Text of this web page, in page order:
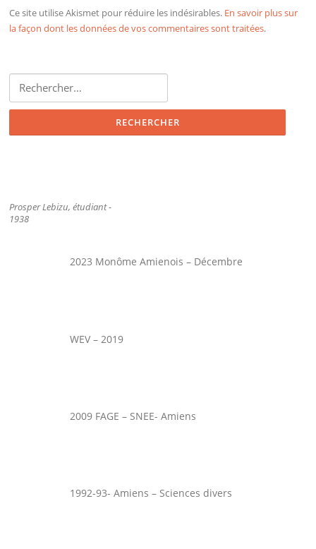
Ce site utilise Akismet pour réduire les indésirables. En savoir plus sur
la façon dont les données de vos commentaires sont traitées.
Rechercher :
Prosper Lebizu, étudiant -
1938
2023 Monôme Amienois – Décembre
WEV – 2019
2009 FAGE – SNEE- Amiens
1992-93- Amiens – Sciences divers